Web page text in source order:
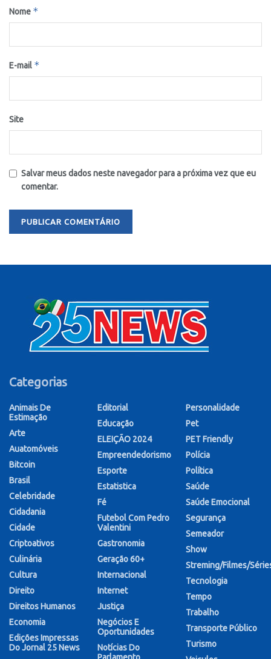
Nome *
E-mail *
Site
Salvar meus dados neste navegador para a próxima vez que eu
comentar.
Categorias
Animais De
Estimação
Arte
Auatomóveis
Bitcoin
Brasil
Celebridade
Cidadania
Cidade
Criptoativos
Culinária
Cultura
Direito
Direitos Humanos
Economia
Edições Impressas
Do Jornal 25 News
Editorial
Educação
ELEIÇÃO 2024
Empreendedorismo
Esporte
Estatistica
Fé
Futebol Com Pedro
Valentini
Gastronomia
Geração 60+
Internacional
Internet
Justiça
Negócios E
Oportunidades
Notícias Do
Parlamento
Personalidade
Pet
PET Friendly
Polícia
Política
Saúde
Saúde Emocional
Segurança
Semeador
Show
Streming/Filmes/
Tecnologia
Tempo
Trabalho
Transporte Público
Turismo